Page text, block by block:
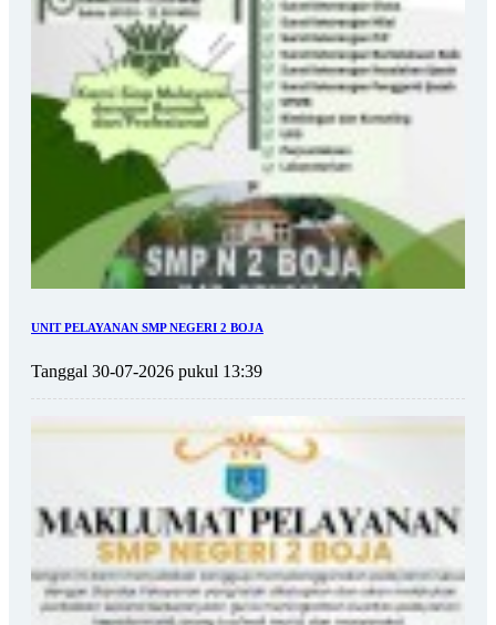
UNIT PELAYANAN SMP NEGERI 2 BOJA
Tanggal 30-07-2026 pukul 13:39